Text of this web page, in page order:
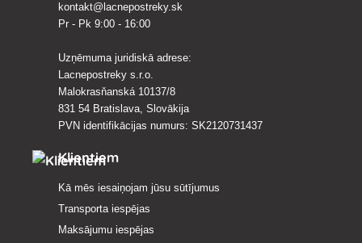
kontakt@lacnepostreky.sk
Pr - Pk 9:00 - 16:00
Uzņēmuma juridiskā adrese:
Lacnepostreky s.r.o.
Malokrasňanská 10137/8
831 54 Bratislava, Slovākija
PVN identifikācijas numurs: SK2120731437
Klientiem
Kā mēs iesaiņojam jūsu sūtījumus
Transporta iespējas
Maksājumu iespējas